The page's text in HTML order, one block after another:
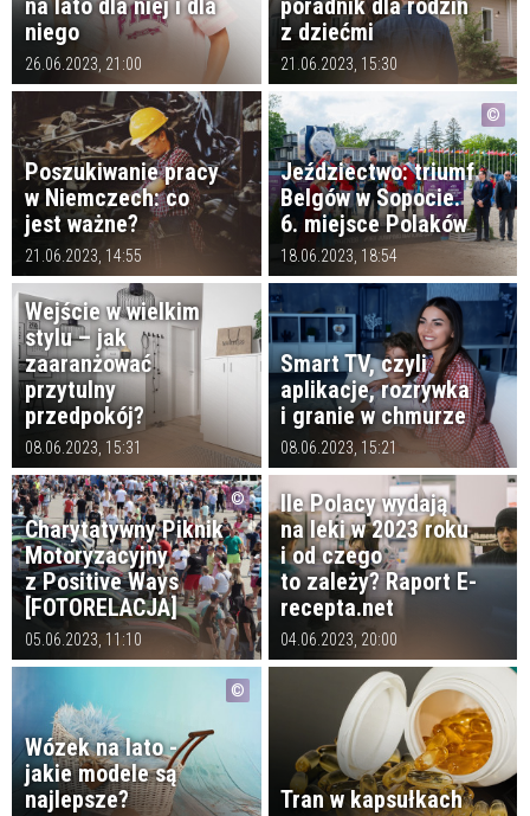
na lato dla niej i dla
niego
26.06.2023, 21:00
poradnik dla rodzin
z dziećmi
21.06.2023, 15:30
Poszukiwanie pracy
w Niemczech: co
jest ważne?
21.06.2023, 14:55
Jeździectwo: triumf
Belgów w Sopocie.
6. miejsce Polaków
18.06.2023, 18:54
Wejście w wielkim
stylu – jak
zaaranżować
przytulny
przedpokój?
08.06.2023, 15:31
Smart TV, czyli
aplikacje, rozrywka
i granie w chmurze
08.06.2023, 15:21
Charytatywny Piknik
Motoryzacyjny
z Positive Ways
[FOTORELACJA]
05.06.2023, 11:10
Ile Polacy wydają
na leki w 2023 roku
i od czego
to zależy? Raport E-
recepta.net
04.06.2023, 20:00
Wózek na lato -
jakie modele są
najlepsze?
Tran w kapsułkach